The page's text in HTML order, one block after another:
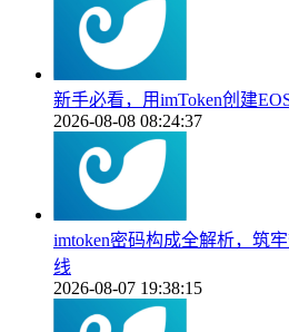
新手必看，用imToken创建
2026-08-08 08:24:37
imtoken密码构成全解析，筑
线
2026-08-07 19:38:15